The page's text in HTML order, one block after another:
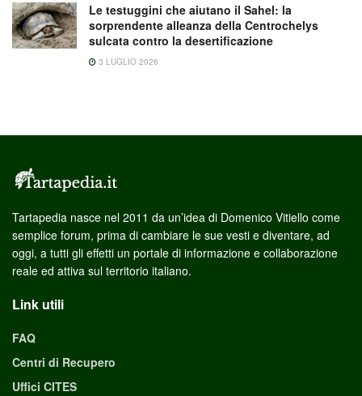
Le testuggini che aiutano il Sahel: la
sorprendente alleanza della Centrochelys
sulcata contro la desertificazione
3 LUGLIO 2026
Tartapedia nasce nel 2011 da un’idea di Domenico Vitiello come
semplice forum, prima di cambiare le sue vesti e diventare, ad
oggi, a tutti gli effetti un portale di informazione e collaborazione
reale ed attiva sul territorio italiano.
Link utili
FAQ
Centri di Recupero
Uffici CITES